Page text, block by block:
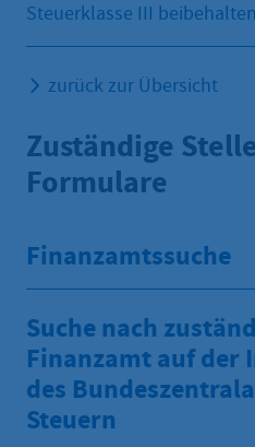
Steuerklasse III
zurück zur Übersicht
Zuständige
Formulare
Finanzamtssuche
Suche nach
Finanzamt auf der
des
Steuern